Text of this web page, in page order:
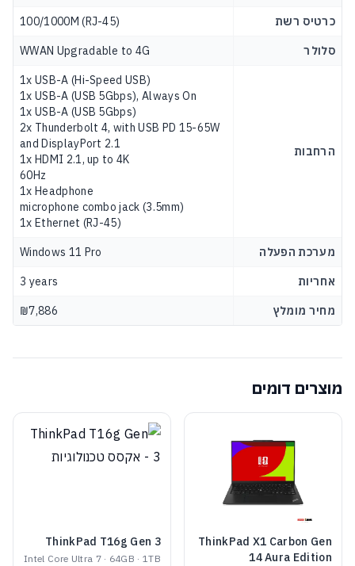
כרטיס רשת 100/1000M (RJ-45)
סלולר WWAN Upgradable to 4G
הרחבות
1x USB-A (Hi-Speed USB)
1x USB-A (USB 5Gbps), Always On
1x USB-A (USB 5Gbps)
2x Thunderbolt 4, with USB PD 15-65W
and DisplayPort 2.1
1x HDMI 2.1, up to 4K
60Hz
1x Headphone
microphone combo jack (3.5mm)
1x Ethernet (RJ-45)
מערכת הפעלה Windows 11 Pro
אחריות 3 years
מחיר מומלץ ₪7,886
מוצרים דומים
ThinkPad X1 Carbon Gen
14 Aura Edition
ThinkPad T16g Gen 3
Intel Core Ultra 7 · 64GB · 1TB